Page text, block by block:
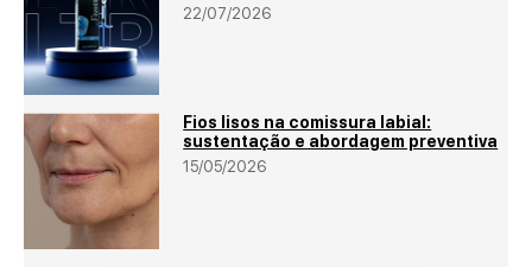
22/07/2026
Fios lisos na comissura labial:
sustentação e abordagem preventiva
15/05/2026